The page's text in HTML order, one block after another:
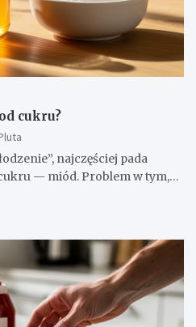
cukru?
najczęściej pada
— miód. Problem w tym,…